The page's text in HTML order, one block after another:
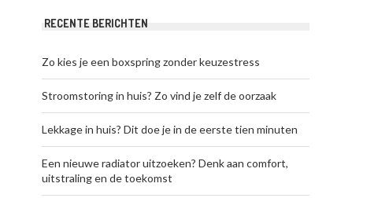
RECENTE BERICHTEN
Zo kies je een boxspring zonder keuzestress
Stroomstoring in huis? Zo vind je zelf de oorzaak
Lekkage in huis? Dit doe je in de eerste tien minuten
Een nieuwe radiator uitzoeken? Denk aan comfort,
uitstraling en de toekomst